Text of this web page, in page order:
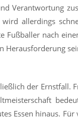
Verantwortung
allerdings
Fußballer nach
Herausforderung
der Ernstfall.
Essen hinaus.